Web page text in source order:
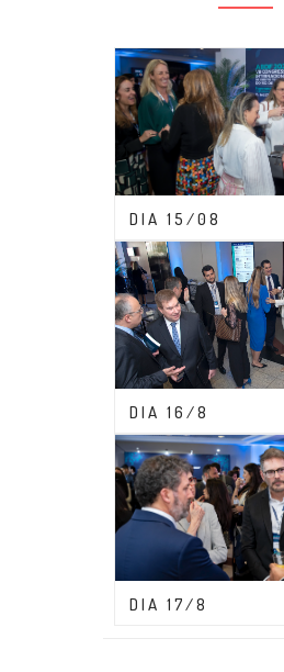
DIA 15/08
CONGRESSO ABDF 2023
DIA 16/8
CONGRESSO ABDF 2023
DIA 17/8
CONGRESSO ABDF 2023